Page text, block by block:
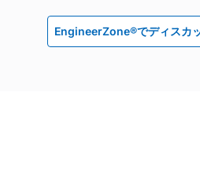
EngineerZone®でディスカ